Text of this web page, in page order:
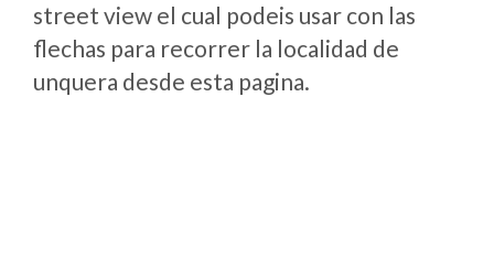
street view el cual podeis usar con las
flechas para recorrer la localidad de
unquera desde esta pagina.